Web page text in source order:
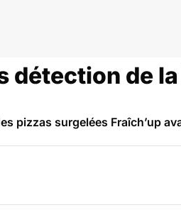
détection de
pizzas surgelées Fraîch’up